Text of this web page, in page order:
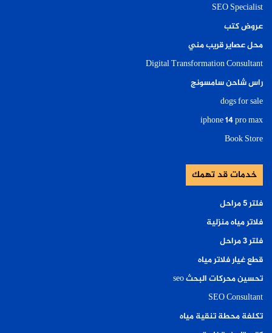
SEO Specialist
عروض كتب
محل عصاير قريب مني
Digital Transformation Consultant
راس شاحن سامسونج
dogs for sale
iphone 14 pro max
Book Store
خدمات قد تهمك
فلتر ٥ مراحل
فلاتر مياه منزلية
فلتر ٣ مراحل
قطع غيار فلاتر مياه
تحسين محركات البحث seo
SEO Consultant
تكلفة محطة تنقية مياه